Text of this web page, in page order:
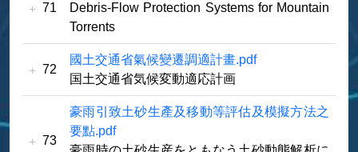
71
Debris-Flow Protection Systems for Mountain
Torrents
72
國土交通省氣候變遷調適計畫.pdf
国土交通省気候変動適応計画
73
豪雨引致土砂生產及移動等評估及模擬方法之
要點.pdf